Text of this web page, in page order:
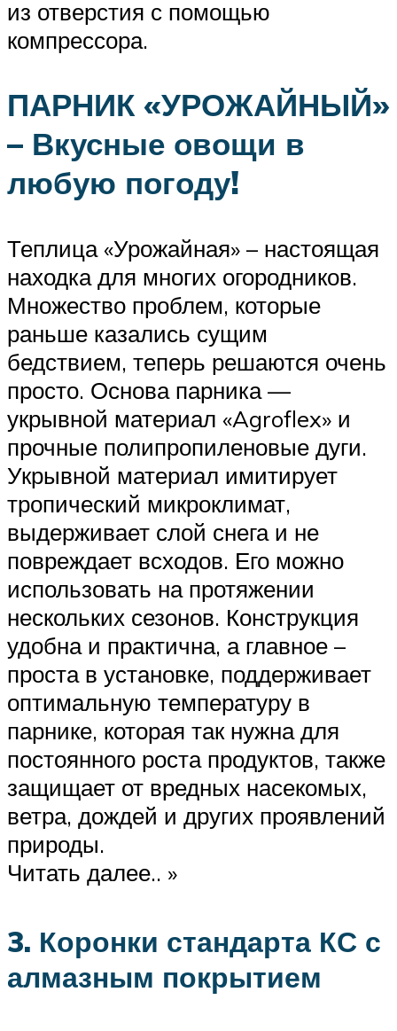
из отверстия с помощью
компрессора.
ПАРНИК «УРОЖАЙНЫЙ»
– Вкусные овощи в
любую погоду!
Теплица «Урожайная» – настоящая
находка для многих огородников.
Множество проблем, которые
раньше казались сущим
бедствием, теперь решаются очень
просто. Основа парника —
укрывной материал «Agroflex» и
прочные полипропиленовые дуги.
Укрывной материал имитирует
тропический микроклимат,
выдерживает слой снега и не
повреждает всходов. Его можно
использовать на протяжении
нескольких сезонов. Конструкция
удобна и практична, а главное –
проста в установке, поддерживает
оптимальную температуру в
парнике, которая так нужна для
постоянного роста продуктов, также
защищает от вредных насекомых,
ветра, дождей и других проявлений
природы.
Читать далее.. »
3. Коронки стандарта КС с
алмазным покрытием